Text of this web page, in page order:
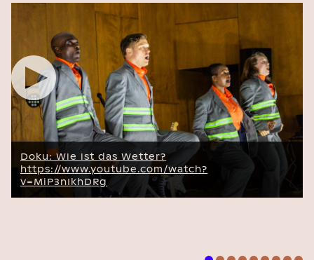
” alt=”Doku: Wie ist das Wetter?””
width=”1200” />
Doku: Wie ist das Wetter?
https://www.youtube.com/watch?
v=MiP3nIkhDRg